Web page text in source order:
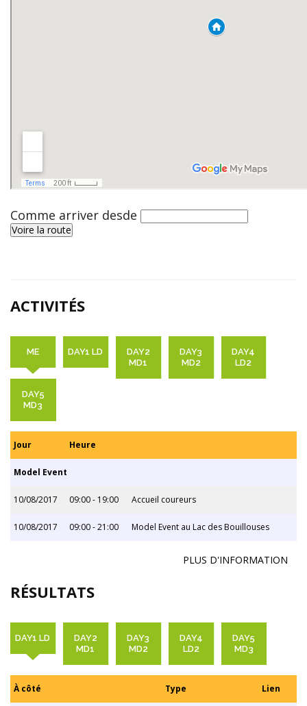
Comme arriver desde
ACTIVITÉS
ME DAY1 LD
DAY2
MD1
DAY3
MD2
DAY4
LD2
DAY5
MD3
Jour Heure
Model Event
10/08/2017 09:00 - 19:00 Accueil coureurs
10/08/2017 09:00 - 21:00 Model Event au Lac des Bouillouses
PLUS D'INFORMATION
RÉSULTATS
DAY1 LD
DAY2
MD1
DAY3
MD2
DAY4
LD2
DAY5
MD3
À côté Type Lien